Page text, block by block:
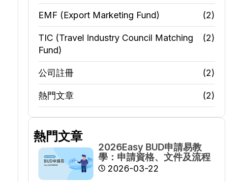
EMF (Export Marketing Fund) (2)
TIC (Travel Industry Council Matching
Fund)
(2)
公司註冊 (2)
熱門文章 (2)
熱門文章
2026Easy BUD申請易教
學：申請資格、文件及流程
2026-03-22